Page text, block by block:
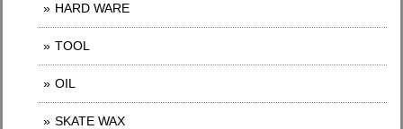
HARD WARE
TOOL
OIL
SKATE WAX